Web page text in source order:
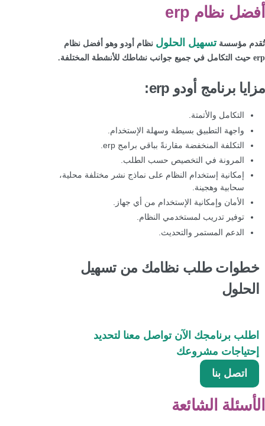
أفضل نظام erp
تُقدم مؤسسةتسهيل الحلول نظام أودو وهو أفضل نظام
erp حيث التكامل في جميع جوانب نشاطك للأنشطة المختلفة.
مزايا برنامج أودو erp:
التكامل والأتمتة.
واجهة التطبيق بسيطة وسهلة الإستخدام.
التكلفة المنخفضة مقارنةً بباقي برامج erp.
المرونة في التخصيص حسب الطلب.
إمكانية إستخدام النظام على نماذج نشر مختلفة محلية،
سحابية وهجينة.
الأمان وإمكانية الإستخدام من أي جهاز.
توفير تدريب لمستخدمي النظام.
الدعم المستمر والتحديث.
خطوات طلب نظامك من تسهيل
الحلول
اطلب برنامجك الآنتواصل معنا لتحديد
إحتياجات مشروعك
اتصل بنا
الأسئلة الشائعة